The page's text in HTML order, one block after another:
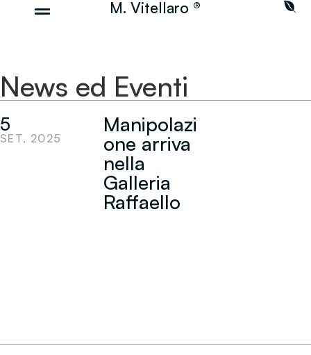
M. Vitellaro ®
News ed Eventi
5
SET, 2025
Manipolazi
one arriva
nella
Galleria
Raffaello